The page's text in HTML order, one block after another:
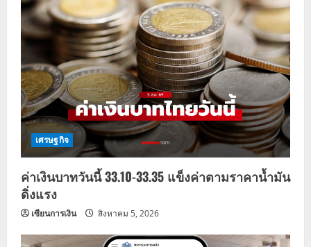
เศรษฐกิจ
ค่าเงินบาทวันนี้ 33.10-33.35 แข็งค่าตามราคาน้ำมัน
ดิ่งแรง
เซียนการเงิน สิงหาคม 5, 2026